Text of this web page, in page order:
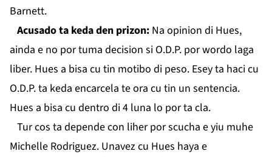
Barnett.
Acusado ta keda den prizon: Na opinion di Hues,
ainda e no por tuma decision si O.D.P. por wordo laga
liber. Hues a bisa cu tin motibo di peso. Esey ta haci cu
O.D.P. ta keda encarcela te ora cu tin un sentencia.
Hues a bisa cu dentro di 4 luna lo por ta cla.
Tur cos ta depende con liher por scucha e yiu muhe
Michelle Rodriguez. Unavez cu Hues haya e